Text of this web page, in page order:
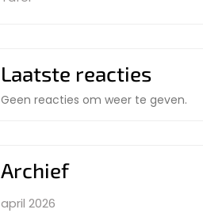
Laatste reacties
Geen reacties om weer te geven.
Archief
april 2026